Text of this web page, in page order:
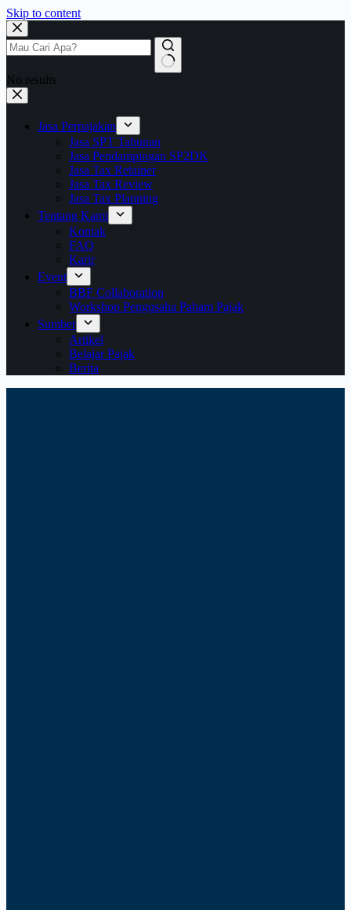
Skip to content
No results
Jasa Perpajakan
Jasa SPT Tahunan
Jasa Pendampingan SP2DK
Jasa Tax Retainer
Jasa Tax Review
Jasa Tax Planning
Tentang Kami
Kontak
FAQ
Karir
Event
BBF Collaboration
Workshop Pengusaha Paham Pajak
Sumber
Artikel
Belajar Pajak
Berita